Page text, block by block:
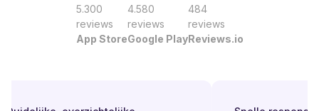
5.300
reviews
App Store
4.580
reviews
Google Play
484
reviews
Reviews.io